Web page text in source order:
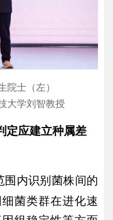
院士（左）
大学刘智教授
定应建立种属差
围内识别菌株间的
菌类群在进化速